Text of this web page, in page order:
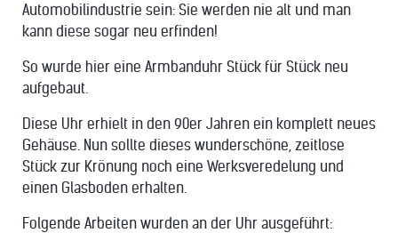
Automobilindustrie sein: Sie werden nie alt und man
kann diese sogar neu erfinden!
So wurde hier eine Armbanduhr Stück für Stück neu
aufgebaut.
Diese Uhr erhielt in den 90er Jahren ein komplett neues
Gehäuse. Nun sollte dieses wunderschöne, zeitlose
Stück zur Krönung noch eine Werksveredelung und
einen Glasboden erhalten.
Folgende Arbeiten wurden an der Uhr ausgeführt: